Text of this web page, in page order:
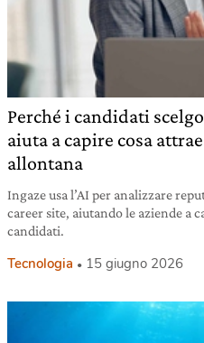
Perché i candidati
aiuta a capire cosa
allontana
Ingaze usa l’AI per analizzare
career site, aiutando le aziende a
candidati.
Tecnologia 15 giugno 2026